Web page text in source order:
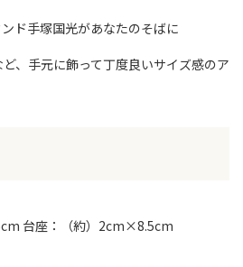
ド手塚国光があなたのそばに
、手元に飾って丁度良いサイズ感のア
台座：（約）2cm×8.5cm